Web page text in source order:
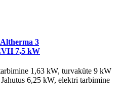
3
7,5 kW
1,63 kW, turvaküte 9 kW
6,25 kW, elektri tarbimine